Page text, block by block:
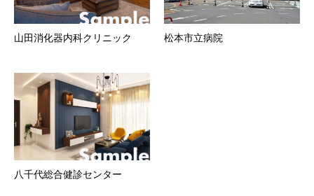
山田消化器内科クリニック 松本市立病院
八千代総合健診センター